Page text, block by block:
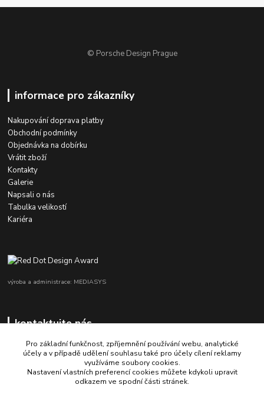
© Porsche Design Prague
informace pro zákazníky
Nakupování doprava platby
Obchodní podmínky
Objednávka na dobírku
Vrátit zboží
Kontakty
Galerie
Napsali o nás
Tabulka velikostí
Kariéra
výroba a administrace: MEDIASYS
kontaktujte nás
+420 725 347 646
Pro základní funkčnost, zpříjemnění používání webu, analytické
účely a v případě udělení souhlasu také pro účely cílení reklamy
využíváme soubory cookies.
Nastavení vlastních preferencí cookies můžete kdykoli upravit
odkazem ve spodní části stránek.